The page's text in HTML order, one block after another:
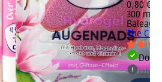
0,80 €
300 ml
Balea
The